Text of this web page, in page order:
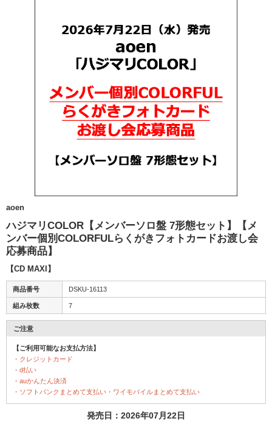
aoen
ハジマリCOLOR【メンバーソロ盤 7形態セット】【メ
ンバー個別COLORFULらくがきフォトカードお渡し会
応募商品】
【CD MAXI】
商品番号 DSKU-16113
組み枚数 7
ご注意
【ご利用可能なお支払方法】
・クレジットカード
・d払い
・auかんたん決済
・ソフトバンクまとめて支払い・ワイモバイルまとめて支払い
発売日：2026年07月22日